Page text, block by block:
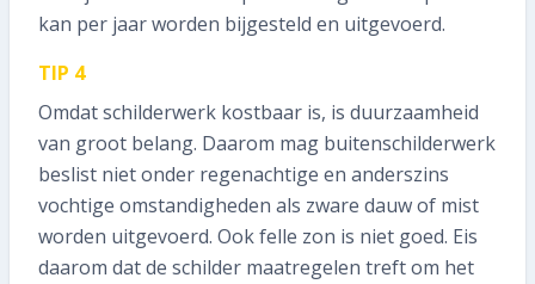
kan per jaar worden bijgesteld en uitgevoerd.
TIP 4
Omdat schilderwerk kostbaar is, is duurzaamheid
van groot belang. Daarom mag buitenschilderwerk
beslist niet onder regenachtige en anderszins
vochtige omstandigheden als zware dauw of mist
worden uitgevoerd. Ook felle zon is niet goed. Eis
daarom dat de schilder maatregelen treft om het